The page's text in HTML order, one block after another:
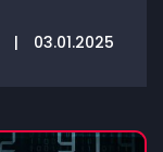
| 03.01.2025